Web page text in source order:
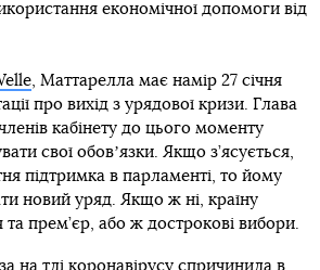
економічної допомоги від
, Маттарелла має намір 27 січня
про вихід з урядової кризи. Глава
кабінету до цього моменту
свої обовʼязки. Якщо з’ясується,
підтримка в парламенті, то йому
новий уряд. Якщо ж ні, країну
та прем’єр, або ж дострокові вибори.
на тлі коронавірусу спричинила в